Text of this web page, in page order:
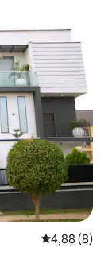
5 üzerinden
4,88 (8)